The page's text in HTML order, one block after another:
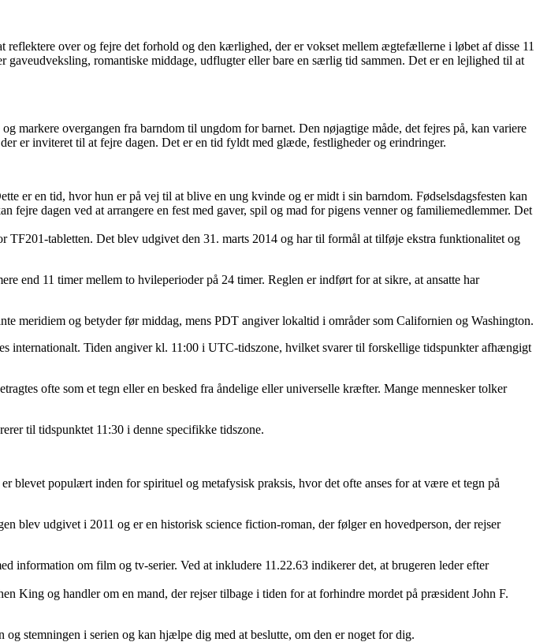
over og fejre det forhold og den kærlighed, der er vokset mellem ægtefællerne i løbet af disse 11
romantiske middage, udflugter eller bare en særlig tid sammen. Det er en lejlighed til at
markere overgangen fra barndom til ungdom for barnet. Den nøjagtige måde, det fejres på, kan variere
er inviteret til at fejre dagen. Det er en tid fyldt med glæde, festligheder og erindringer.
er en tid, hvor hun er på vej til at blive en ung kvinde og er midt i sin barndom. Fødselsdagsfesten kan
fejre dagen ved at arrangere en fest med gaver, spil og mad for pigens venner og familiemedlemmer. Det
tabletten. Det blev udgivet den 31. marts 2014 og har til formål at tilføje ekstra funktionalitet og
end 11 timer mellem to hvileperioder på 24 timer. Reglen er indført for at sikre, at ansatte har
meridiem og betyder før middag, mens PDT angiver lokaltid i områder som Californien og Washington.
internationalt. Tiden angiver kl. 11:00 i UTC-tidszone, hvilket svarer til forskellige tidspunkter afhængigt
ofte som et tegn eller en besked fra åndelige eller universelle kræfter. Mange mennesker tolker
til tidspunktet 11:30 i denne specifikke tidszone.
blevet populært inden for spirituel og metafysisk praksis, hvor det ofte anses for at være et tegn på
blev udgivet i 2011 og er en historisk science fiction-roman, der følger en hovedperson, der rejser
information om film og tv-serier. Ved at inkludere 11.22.63 indikerer det, at brugeren leder efter
King og handler om en mand, der rejser tilbage i tiden for at forhindre mordet på præsident John F.
stemningen i serien og kan hjælpe dig med at beslutte, om den er noget for dig.